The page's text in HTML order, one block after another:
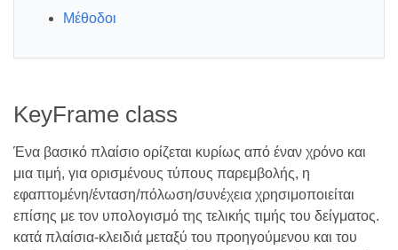
Μέθοδοι
KeyFrame class
Ένα βασικό πλαίσιο ορίζεται κυρίως από έναν χρόνο και
μια τιμή, για ορισμένους τύπους παρεμβολής, η
εφαπτομένη/ένταση/πόλωση/συνέχεια χρησιμοποιείται
επίσης με τον υπολογισμό της τελικής τιμής του δείγματος.
κατά πλαίσια-κλειδιά μεταξύ του προηγούμενου και του